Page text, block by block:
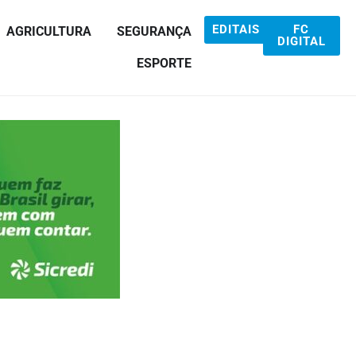
AGRICULTURA SEGURANÇA
ESPORTE
EDITAIS
FC
DIGITAL